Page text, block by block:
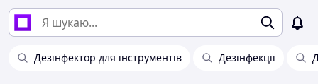
Дезінфектор для інструментів Дезінфекції